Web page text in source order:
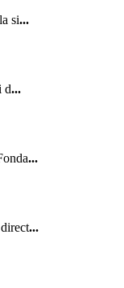
si...
d...
...
...